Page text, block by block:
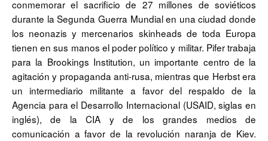
conmemorar el sacrificio de 27 millones de soviéticos
durante la Segunda Guerra Mundial en una ciudad donde
los neonazis y mercenarios skinheads de toda Europa
tienen en sus manos el poder político y militar. Pifer trabaja
para la Brookings Institution, un importante centro de la
agitación y propaganda anti-rusa, mientras que Herbst era
un intermediario militante a favor del respaldo de la
Agencia para el Desarrollo Internacional (USAID, siglas en
inglés), de la CIA y de los grandes medios de
comunicación a favor de la revolución naranja de Kiev.